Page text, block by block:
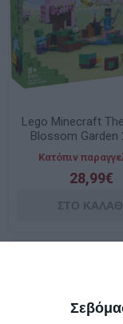
Lego Minecraft
Blossom Garden
Κατόπιν
28,99€